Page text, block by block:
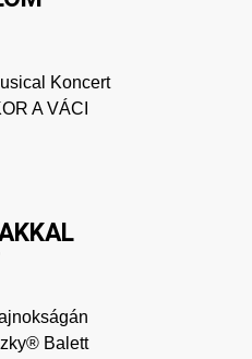
Koncert
A VÁCI
Balett